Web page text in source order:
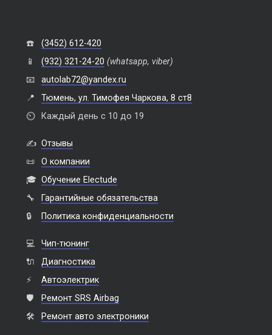
☎️
(3452) 612-420
📱
(932) 321-24-20 (whatsapp, viber)
📧
autolab72@yandex.ru
📍
Тюмень, ул. Тимофея Чаркова, 8 ст8
⏲️
Каждый день с 10 до 19
✍️ Отзывы
📜
О компании
🎓 Обучение Electude
🔧
Гарантийные обязательства
🔒
Политика конфиденциальности
💻
Чип-тюнинг
🔌
Диагностика
⚡
Автоэлектрик
🛡️
Ремонт SRS Airbag
🛠️
Ремонт авто электроники